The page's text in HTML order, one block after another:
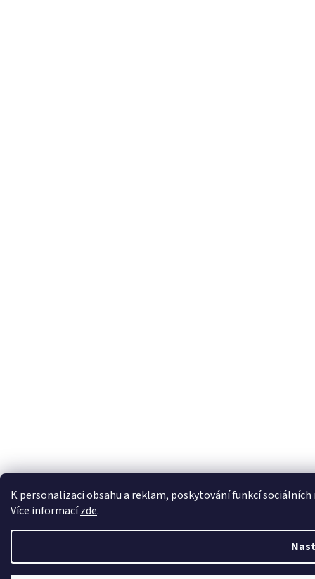
K personalizaci obsahu a reklam, poskytování funkcí
Více informacízde.